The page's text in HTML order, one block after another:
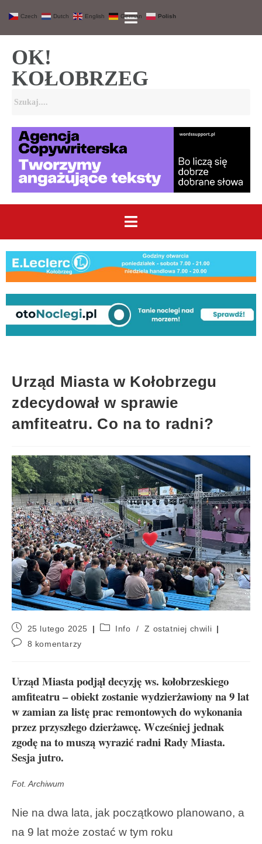
OK!
KOŁOBRZEG
Urząd Miasta w Kołobrzegu
zdecydował w sprawie
amfiteatru. Co na to radni?
25 lutego 2025 Info /
Z ostatniej chwili
8 komentarzy
Urząd Miasta podjął decyzję ws. kołobrzeskiego
amfiteatru – obiekt zostanie wydzierżawiony na 9 lat
w zamian za listę prac remontowych do wykonania
przez przyszłego dzierżawcę. Wcześniej jednak
zgodę na to muszą wyrazić radni Rady Miasta.
Sesja jutro.
Fot. Archiwum
Nie na dwa lata, jak początkowo planowano, a
na 9 lat może zostać w tym roku
Czech Dutch English German Polish